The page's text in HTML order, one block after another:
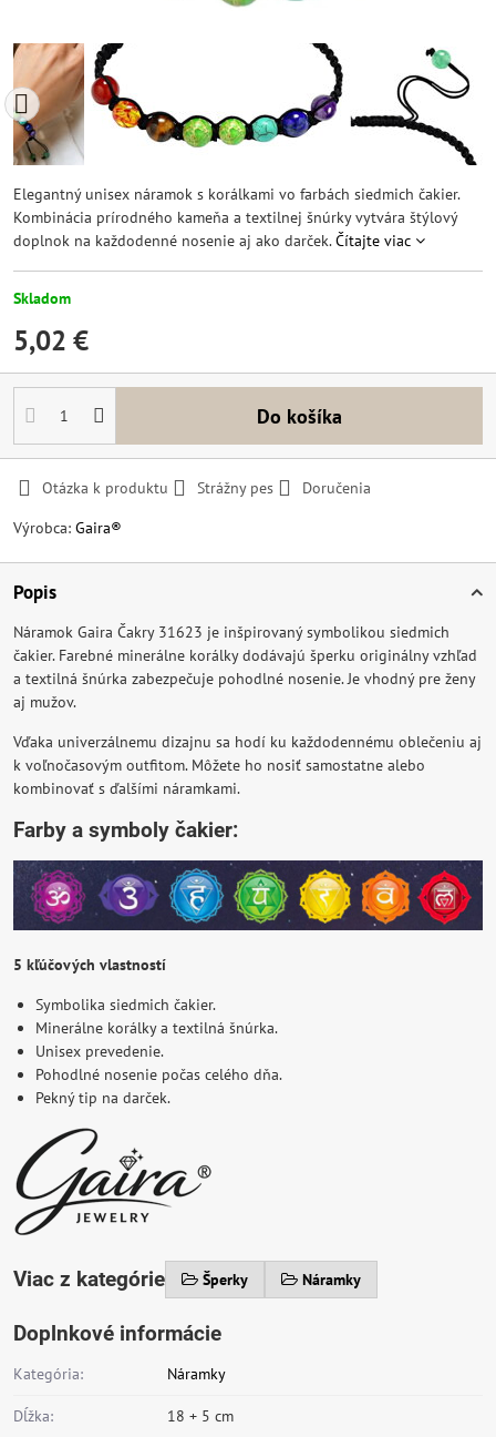
Elegantný unisex náramok s korálkami vo farbách siedmich čakier.
Kombinácia prírodného kameňa a textilnej šnúrky vytvára štýlový
doplnok na každodenné nosenie aj ako darček.Čítajte viac
Skladom
5,02 €
Do košíka
Otázka k produktu Strážny pes
Doručenia
Výrobca: Gaira®
Popis
Náramok Gaira Čakry 31623 je inšpirovaný symbolikou siedmich
čakier. Farebné minerálne korálky dodávajú šperku originálny vzhľad
a textilná šnúrka zabezpečuje pohodlné nosenie. Je vhodný pre ženy
aj mužov.
Vďaka univerzálnemu dizajnu sa hodí ku každodennému oblečeniu aj
k voľnočasovým outfitom. Môžete ho nosiť samostatne alebo
kombinovať s ďalšími náramkami.
Farby a symboly čakier:
5 kľúčových vlastností
Symbolika siedmich čakier.
Minerálne korálky a textilná šnúrka.
Unisex prevedenie.
Pohodlné nosenie počas celého dňa.
Pekný tip na darček.
Viac z kategórie Šperky Náramky
Doplnkové informácie
Kategória: Náramky
Dĺžka: 18 + 5 cm